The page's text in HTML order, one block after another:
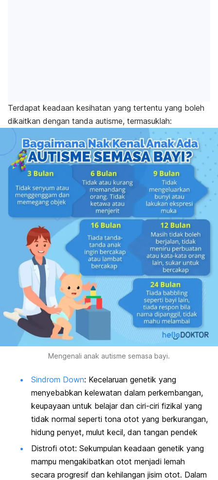
Terdapat keadaan kesihatan yang tertentu yang boleh
dikaitkan dengan tanda autisme, termasuklah:
Mengenali anak autisme semasa bayi.
Sindrom Down: Kecelaruan genetik yang
menyebabkan kelewatan dalam perkembangan,
keupayaan untuk belajar dan ciri-ciri fizikal yang
tidak normal seperti tona otot yang berkurangan,
hidung penyet, mulut kecil, dan tangan pendek
Distrofi otot: Sekumpulan keadaan genetik yang
mampu mengakibatkan otot menjadi lemah
secara progresif dan kehilangan jisim otot. Dalam